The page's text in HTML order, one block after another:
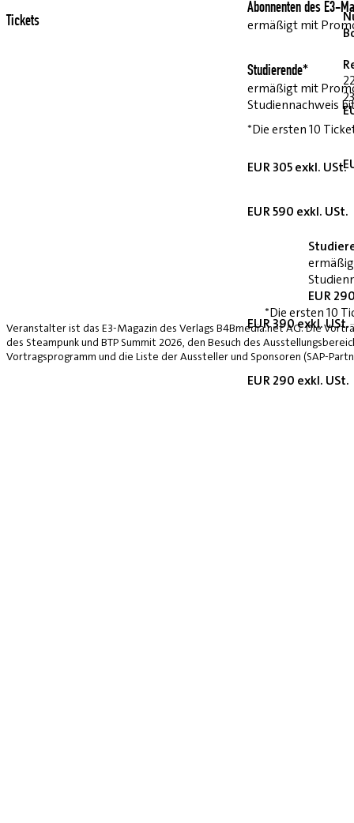
Abonnenten des E3-
ermäßigt mit
Studierende*
ermäßigt mit
Studiennachweis
*Die ersten 10
EUR 305 exkl. USt.
EUR 590 exkl. USt.
EUR 390 exkl. USt.
EUR 290 exkl. USt.
Tickets
EUR
*Die ersten 10
Veranstalter ist das E3-Magazin des Verlags B4Bmedia.net AG. Die
des Steampunk und BTP Summit 2026, den Besuch des
Vortragsprogramm und die Liste der Aussteller und Sponsoren (SAP-